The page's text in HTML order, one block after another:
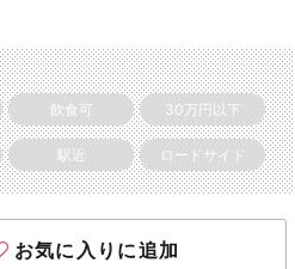
飲食可 30万円以下
駅近 ロードサイド
お気に入りに追加